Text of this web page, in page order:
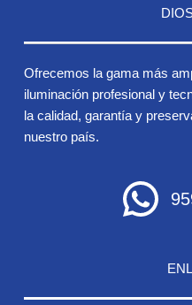
Ofrecemos la gama más
iluminación profesional y
la calidad, garantía y
nuestro país.